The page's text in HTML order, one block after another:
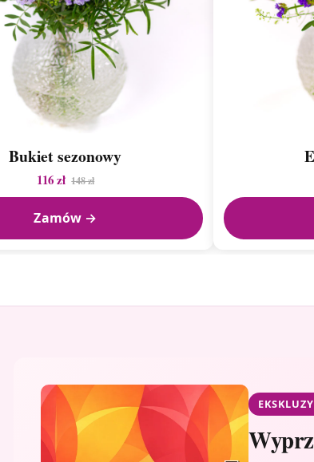
Bukiet sezonowy
116 zł 148 zł
Zamów →